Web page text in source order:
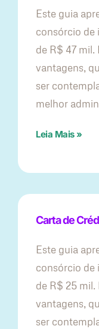
Este guia
consórcio de
de R$ 47
vantagens,
ser
melhor
Leia Mais »
Carta de
Este guia
consórcio de
de R$ 25
vantagens,
ser